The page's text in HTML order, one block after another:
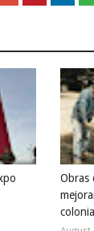
Obras